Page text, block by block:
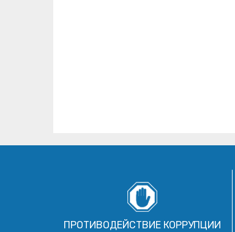
ПРОТИВОДЕЙСТВИЕ КОРРУПЦИИ